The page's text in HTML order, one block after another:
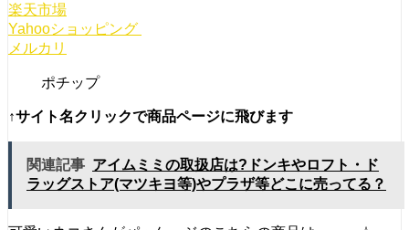
楽天市場
Yahooショッピング
メルカリ
ポチップ
↑サイト名クリックで商品ページに飛びます
関連記事 アイムミミの取扱店は?ドンキやロフト・ド
ラッグストア(マツキヨ等)やプラザ等どこに売ってる？